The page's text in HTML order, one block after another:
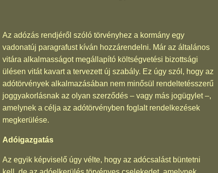
Az adózás rendjéről szóló törvényhez a kormány egy
vadonatúj paragrafust kíván hozzárendelni. Már az általános
vitára alkalmasságot megállapító költségvetési bizottsági
ülésen vitát kavart a tervezett új szabály. Ez úgy szól, hogy az
adótörvények alkalmazásában nem minősül rendeltetésszerű
joggyakorlásnak az olyan szerződés – vagy más jogügylet –,
amelynek a célja az adótörvényben foglalt rendelkezések
megkerülése.
Adóigazgatás
Az egyik képviselő úgy vélte, hogy az adócsalást büntetni